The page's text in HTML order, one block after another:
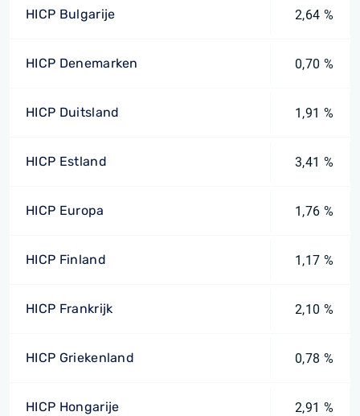
HICP Bulgarije 2,64 %
HICP Denemarken 0,70 %
HICP Duitsland 1,91 %
HICP Estland 3,41 %
HICP Europa 1,76 %
HICP Finland 1,17 %
HICP Frankrijk 2,10 %
HICP Griekenland 0,78 %
HICP Hongarije 2,91 %